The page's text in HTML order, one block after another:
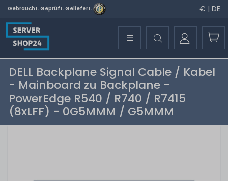
Gebraucht. Geprüft. Geliefert. € | DE
☰
DELL Backplane Signal Cable / Kabel
- Mainboard zu Backplane -
PowerEdge R540 / R740 / R7415
(8xLFF) - 0G5MMM / G5MMM